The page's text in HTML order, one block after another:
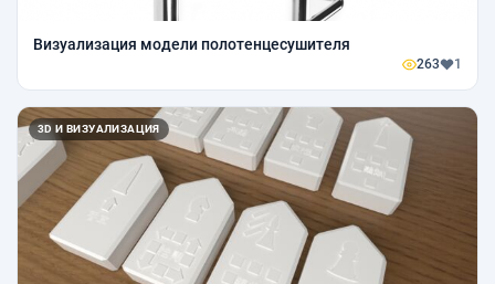
Визуализация модели полотенцесушителя
263 1
3D И ВИЗУАЛИЗАЦИЯ